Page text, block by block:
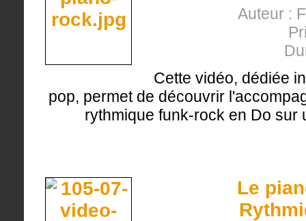
Auteur :
Cette vidéo, dédiée
pop, permet de découvrir
rythmique funk-rock en Do sur
Le